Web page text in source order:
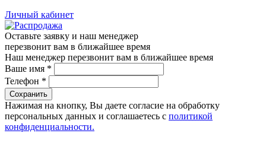
Личный кабинет
Оставьте заявку и наш менеджер
перезвонит вам в ближайшее время
Наш менеджер перезвонит вам в ближайшее время
Ваше имя *
Телефон *
Сохранить
Нажимая на кнопку, Вы даете согласие на обработку
персональных данных и соглашаетесь с политикой
конфиденциальности.